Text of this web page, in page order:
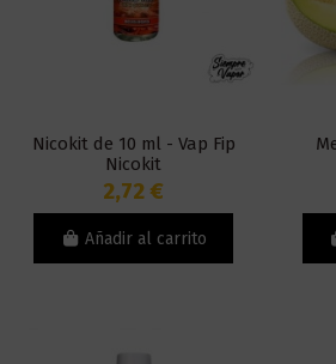
Nicokit de 10 ml - Vap Fip
Nicokit
2,72 €
Añadir al carrito